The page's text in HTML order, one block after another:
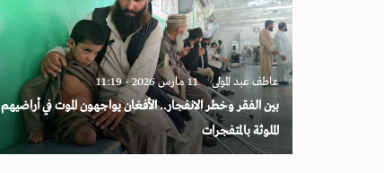
عاطف عبد المولى 11 مارس 2026 - 11:19
بين الفقر وخطر الانفجار.. الأفغان يواجهون الموت في أراضيهم
الملوثة بالمتفجرات